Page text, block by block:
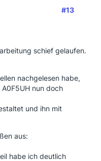
#13
schief gelaufen.
nachgelesen habe,
nun doch
und ihn mit
aus:
habe ich deutlich